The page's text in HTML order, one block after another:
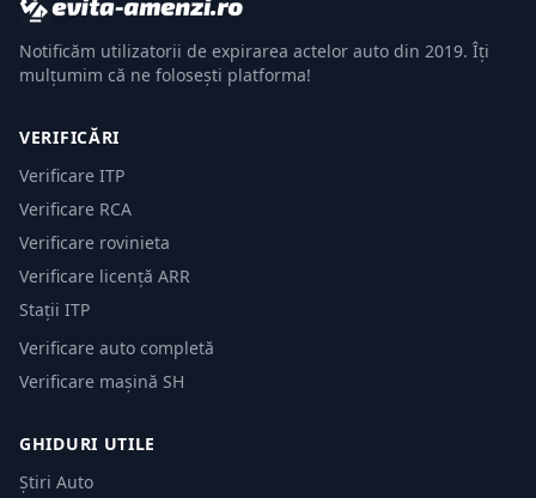
Notificăm utilizatorii de expirarea actelor auto din 2019. Îți
mulțumim că ne folosești platforma!
VERIFICĂRI
Verificare ITP
Verificare RCA
Verificare rovinieta
Verificare licență ARR
Stații ITP
Verificare auto completă
Verificare mașină SH
GHIDURI UTILE
Știri Auto